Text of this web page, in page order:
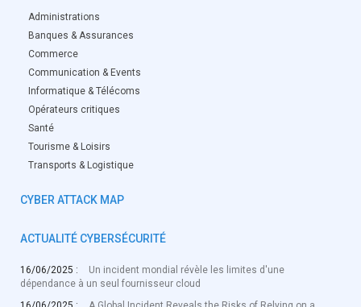
Administrations
Banques & Assurances
Commerce
Communication & Events
Informatique & Télécoms
Opérateurs critiques
Santé
Tourisme & Loisirs
Transports & Logistique
CYBER ATTACK MAP
ACTUALITÉ CYBERSÉCURITÉ
16/06/2025 :
Un incident mondial révèle les limites d'une
dépendance à un seul fournisseur cloud